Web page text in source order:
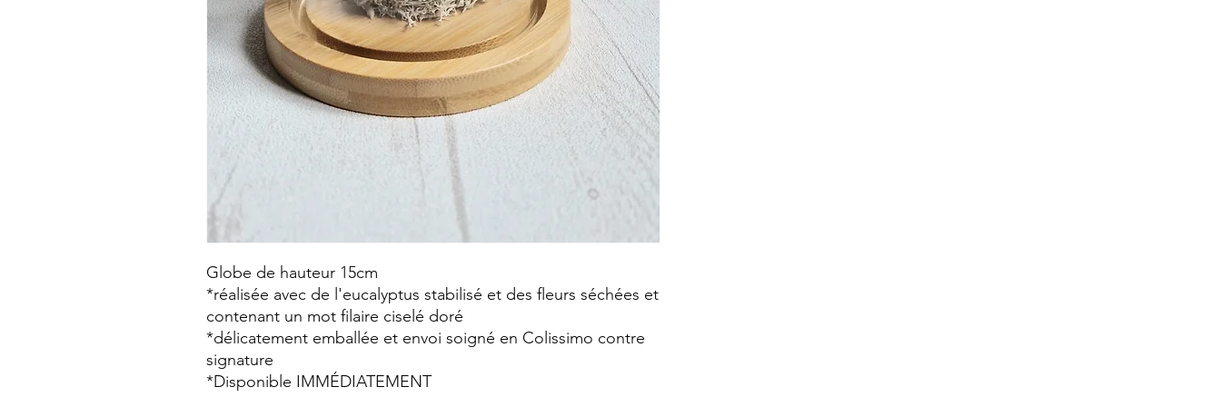
Globe de hauteur 15cm
*réalisée avec de l'eucalyptus stabilisé et des fleurs séchées et
contenant un mot filaire ciselé doré
*délicatement emballée et envoi soigné en Colissimo contre
signature
*Disponible IMMÉDIATEMENT